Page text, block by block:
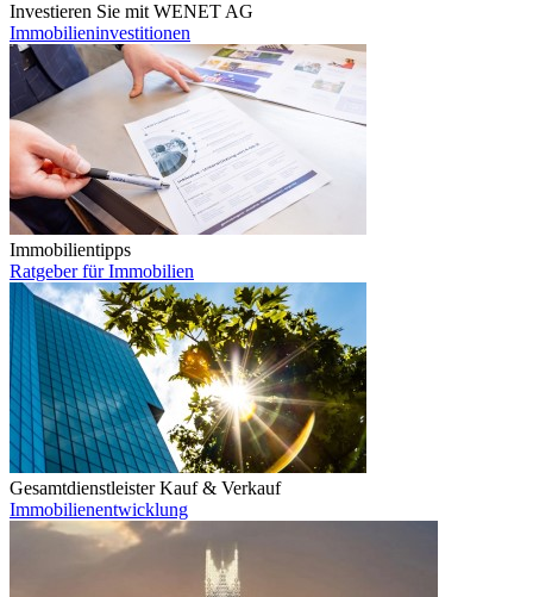
Investieren Sie mit WENET AG
Immobilieninvestitionen
Immobilientipps
Ratgeber für Immobilien
Gesamtdienstleister Kauf & Verkauf
Immobilienentwicklung